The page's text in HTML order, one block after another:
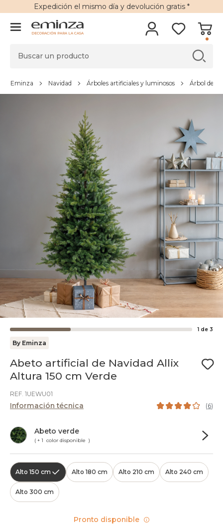
Expedición el mismo día y devolución gratis*
DECORACIÓN PARA LA CASA
Eminza Navidad Árboles artificiales y luminosos Árbol de
1 de 3
By Eminza
Abeto artificial de Navidad Allix
Altura 150 cm Verde
REF. 1UEWU01
Información técnica (6)
Abeto verde
( + 1 color disponible )
Alto 150 cm Alto 180 cm Alto 210 cm Alto 240 cm
Alto 300 cm